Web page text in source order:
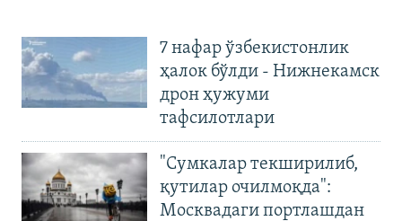
7 нафар ўзбекистонлик
ҳалок бўлди - Нижнекамск
дрон ҳужуми
тафсилотлари
"Сумкалар текширилиб,
қутилар очилмоқда":
Москвадаги портлашдан